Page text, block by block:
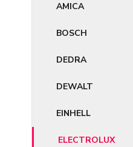
AMICA
BOSCH
DEDRA
DEWALT
EINHELL
ELECTROLUX